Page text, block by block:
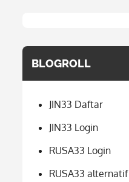
BLOGROLL
JIN33 Daftar
JIN33 Login
RUSA33 Login
RUSA33 alternatif